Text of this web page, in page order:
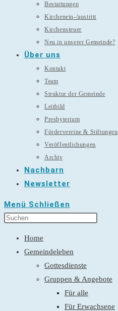
Bestattungen
Kirchenein-/austritt
Kirchensteuer
Neu in unserer Gemeinde?
Über uns
Kontakt
Team
Struktur der Gemeinde
Leitbild
Presbyterium
Fördervereine & Stiftungen
Veröffentlichungen
Archiv
Nachbarn
Newsletter
Menü Schließen
Home
Gemeindeleben
Gottesdienste
Gruppen & Angebote
Für alle
Für Erwachsene